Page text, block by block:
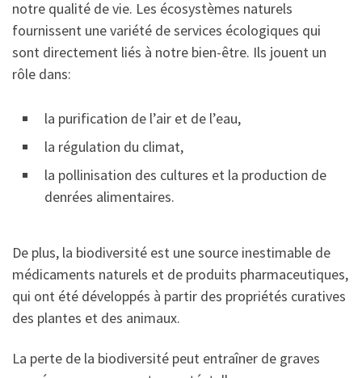
notre qualité de vie. Les écosystèmes naturels
fournissent une variété de services écologiques qui
sont directement liés à notre bien-être. Ils jouent un
rôle dans:
la purification de l’air et de l’eau,
la régulation du climat,
la pollinisation des cultures et la production de
denrées alimentaires.
De plus, la biodiversité est une source inestimable de
médicaments naturels et de produits pharmaceutiques,
qui ont été développés à partir des propriétés curatives
des plantes et des animaux.
La perte de la biodiversité peut entraîner de graves